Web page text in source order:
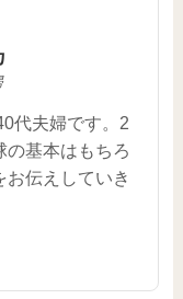
代夫婦です。2
の基本はもちろ
お伝えしていき